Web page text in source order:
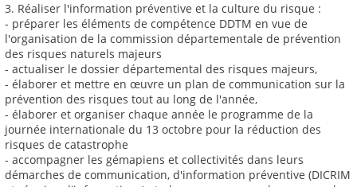
3. Réaliser l'information préventive et la culture du risque :
- préparer les éléments de compétence DDTM en vue de
l'organisation de la commission départementale de prévention
des risques naturels majeurs
- actualiser le dossier départemental des risques majeurs,
- élaborer et mettre en œuvre un plan de communication sur la
prévention des risques tout au long de l'année,
- élaborer et organiser chaque année le programme de la
journée internationale du 13 octobre pour la réduction des
risques de catastrophe
- accompagner les gémapiens et collectivités dans leurs
démarches de communication, d'information préventive (DICRIM